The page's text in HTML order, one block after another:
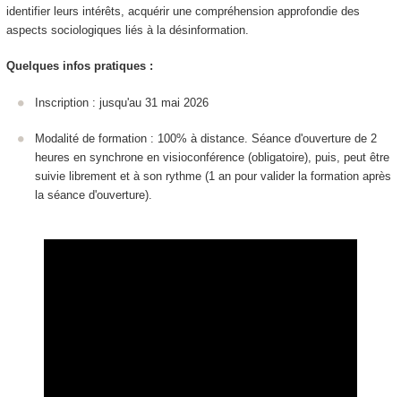
identifier leurs intérêts, acquérir une compréhension approfondie des
aspects sociologiques liés à la désinformation.
Quelques infos pratiques :
Inscription : jusqu'au 31 mai 2026
Modalité de formation : 100% à distance. Séance d'ouverture de 2
heures en synchrone en visioconférence (obligatoire), puis, peut être
suivie librement et à son rythme (1 an pour valider la formation après
la séance d'ouverture).